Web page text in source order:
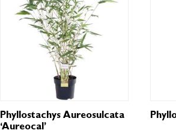
Phyllostachys Aureosulcata
‘Aureocal’